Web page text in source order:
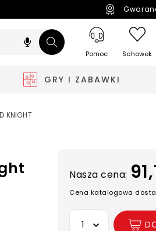
Pomoc Schowek
GRY I ZABAWKI
KNIGHT
Nasza cena:
Cena katalogowa
Wybierz opcję